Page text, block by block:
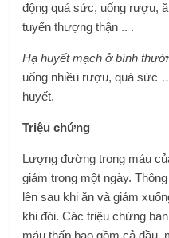
động quá sức, uống rượu,
tuyến thượng thận .. .
Hạ huyết mạch ở bình
uống nhiều rượu, quá sức
huyết.
Triệu chứng
Lượng đường trong máu
giảm trong một ngày.
lên sau khi ăn và giảm
khi đói. Các triệu chứng
máu thấp bao gồm cả đầu,